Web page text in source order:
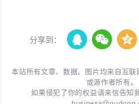
分享到：
本站所有文章、数据、图片均来自互
或源作者所有。
如果侵犯了你的权益请来信告知